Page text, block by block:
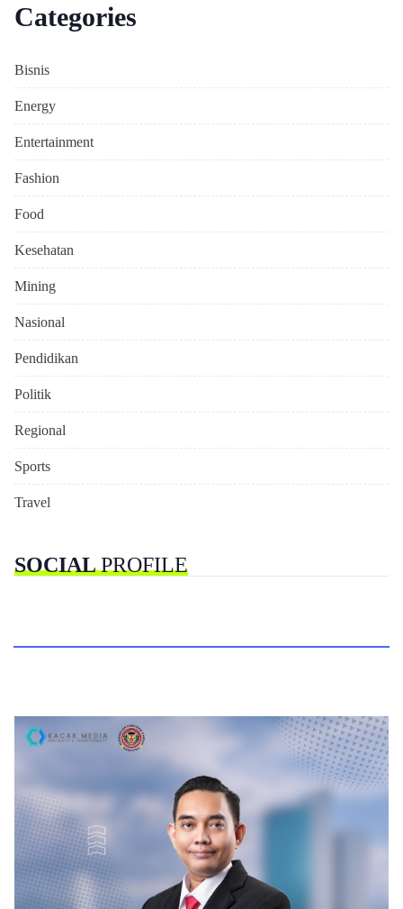
Categories
Bisnis
Energy
Entertainment
Fashion
Food
Kesehatan
Mining
Nasional
Pendidikan
Politik
Regional
Sports
Travel
SOCIALPROFILE